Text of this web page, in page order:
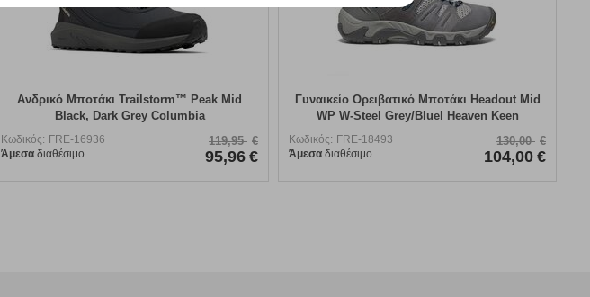
Ανδρικό Μποτάκι Trailstorm™ Peak Mid
Black, Dark Grey Columbia
Κωδικός: FRE-16936
Άμεσα διαθέσιμο
119,95 €
95,96 €
Γυναικείο Ορειβατικό Μποτάκι Headout Mid
WP W-Steel Grey/Bluel Heaven Keen
Κωδικός: FRE-18493
Άμεσα διαθέσιμο
130,00 €
104,00 €